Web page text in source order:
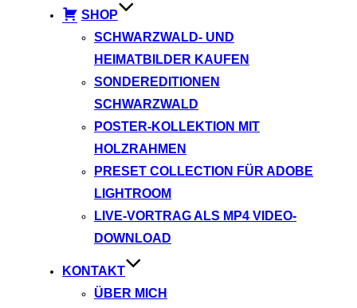
SHOP
SCHWARZWALD- UND
HEIMATBILDER KAUFEN
SONDEREDITIONEN
SCHWARZWALD
POSTER-KOLLEKTION MIT
HOLZRAHMEN
PRESET COLLECTION FÜR ADOBE
LIGHTROOM
LIVE-VORTRAG ALS MP4 VIDEO-
DOWNLOAD
KONTAKT
ÜBER MICH